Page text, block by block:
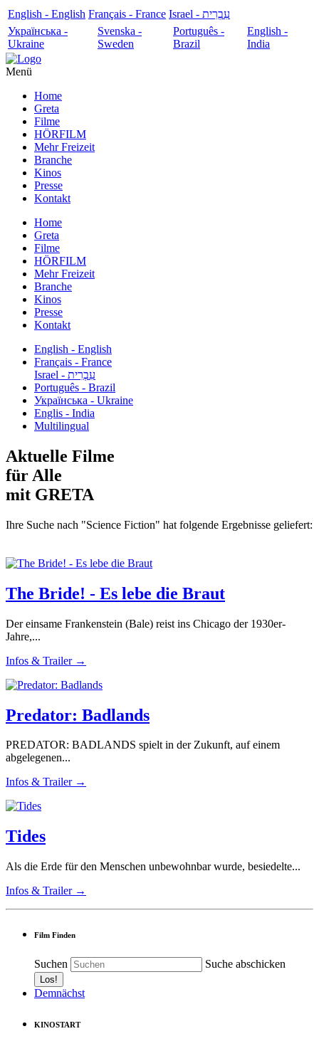
English - English Français - France
עִבְרִית - Israel
Українська -
Ukraine
Svenska -
Sweden
Português -
Brazil
English -
India
Menü
Home
Greta
Filme
HÖRFILM
Mehr Freizeit
Branche
Kinos
Presse
Kontakt
Home
Greta
Filme
HÖRFILM
Mehr Freizeit
Branche
Kinos
Presse
Kontakt
English - English
Français - France
עִבְרִית - Israel
Português - Brazil
Українська - Ukraine
Englis - India
Multilingual
Aktuelle Filme
für Alle
mit GRETA
Ihre Suche nach "Science Fiction" hat folgende Ergebnisse geliefert:
The Bride! - Es lebe die Braut
Der einsame Frankenstein (Bale) reist ins Chicago der 1930er-
Jahre,...
Infos & Trailer →
Predator: Badlands
PREDATOR: BADLANDS spielt in der Zukunft, auf einem
abgelegenen...
Infos & Trailer →
Tides
Als die Erde für den Menschen unbewohnbar wurde, besiedelte...
Infos & Trailer →
Film Finden
Suchen Suche abschicken
Demnächst
KINOSTART